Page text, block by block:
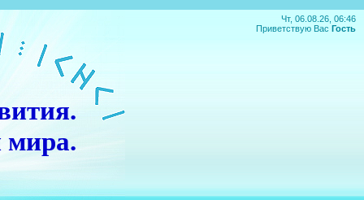
Чт, 06.08.26, 06:46
Приветствую Вас Гость
мира.